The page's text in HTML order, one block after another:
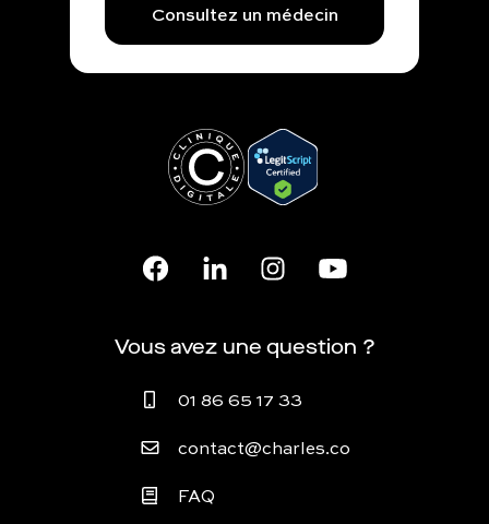
Consultez un médecin
Vous avez une question ?
01 86 65 17 33
contact@charles.co
FAQ